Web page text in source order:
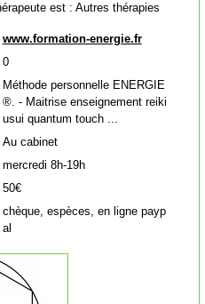
est :Autres thérapies
www.formation-energie.fr
0
Méthode personnelle ENERGIE
®. - Maitrise enseignement reiki
usui quantum touch ...
Au cabinet
mercredi 8h-19h
50€
chèque, espèces, en ligne payp
al